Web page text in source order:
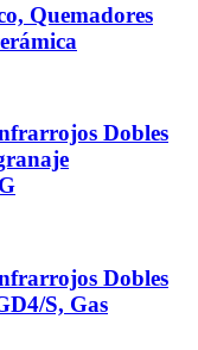
Quemadores
Dobles
Dobles
S, Gas